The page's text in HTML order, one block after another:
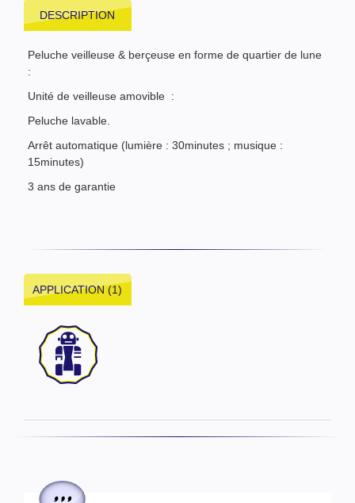
DESCRIPTION
Peluche veilleuse & berçeuse en forme de quartier de lune
:
Unité de veilleuse amovible :
Peluche lavable.
Arrêt automatique (lumière : 30minutes ; musique :
15minutes)
3 ans de garantie
APPLICATION (1)